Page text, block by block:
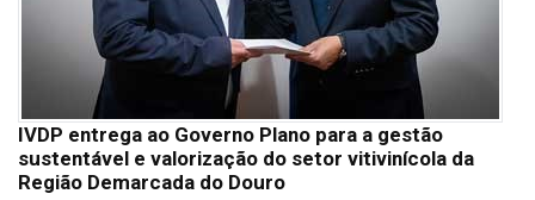
IVDP entrega ao Governo Plano para a gestão
sustentável e valorização do setor vitivinícola da
Região Demarcada do Douro